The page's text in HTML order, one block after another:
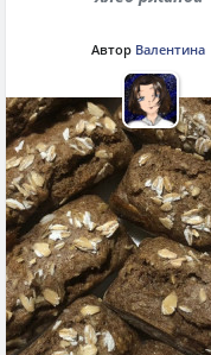
Автор Валентина